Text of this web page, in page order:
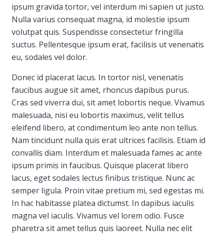
ipsum gravida tortor, vel interdum mi sapien ut justo.
Nulla varius consequat magna, id molestie ipsum
volutpat quis. Suspendisse consectetur fringilla
suctus. Pellentesque ipsum erat, facilisis ut venenatis
eu, sodales vel dolor.
Donec id placerat lacus. In tortor nisl, venenatis
faucibus augue sit amet, rhoncus dapibus purus.
Cras sed viverra dui, sit amet lobortis neque. Vivamus
malesuada, nisi eu lobortis maximus, velit tellus
eleifend libero, at condimentum leo ante non tellus.
Nam tincidunt nulla quis erat ultrices facilisis. Etiam id
convallis diam. Interdum et malesuada fames ac ante
ipsum primis in faucibus. Quisque placerat libero
lacus, eget sodales lectus finibus tristique. Nunc ac
semper ligula. Proin vitae pretium mi, sed egestas mi.
In hac habitasse platea dictumst. In dapibus iaculis
magna vel iaculis. Vivamus vel lorem odio. Fusce
pharetra sit amet tellus quis laoreet. Nulla nec elit